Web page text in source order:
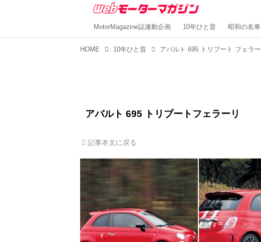
MotorMagazine誌連動企画 10年ひと昔 昭和の名車
HOME 10年ひと昔
アバルト 695 トリブートフェラーリ
記事本文に戻る